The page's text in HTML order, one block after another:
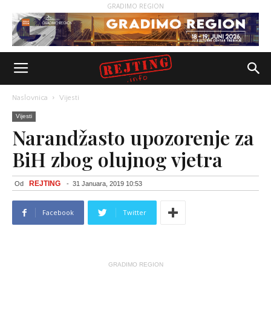
GRADIMO REGION
Naslovnica Vijesti
Vijesti
Narandžasto upozorenje za
BiH zbog olujnog vjetra
Od REJTING - 31 Januara, 2019 10:53
Facebook Twitter
GRADIMO REGION